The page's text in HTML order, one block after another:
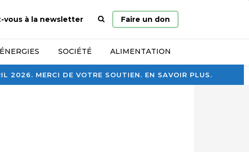
2026. MERCI DE VOTRE SOUTIEN. EN SAVOIR PLUS.
vous à la newsletter
Page
d’accueil
Faire un don
ÉNERGIES SOCIÉTÉ ALIMENTATION